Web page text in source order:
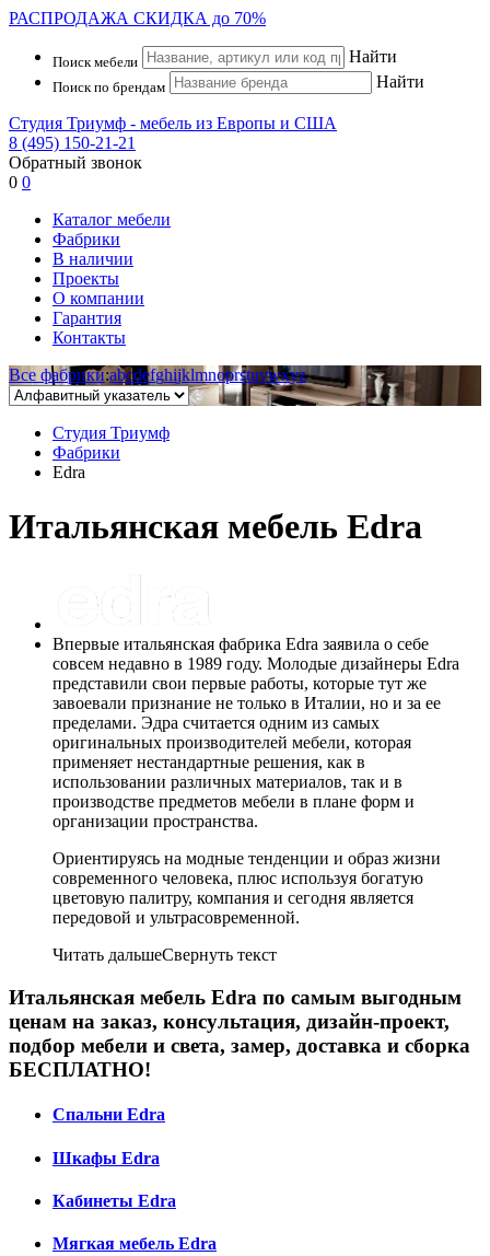
РАСПРОДАЖА СКИДКА до 70%
Поиск мебели Найти
Поиск по брендам Найти
Студия Триумф - мебель из Европы и США
8 (495) 150-21-21
Обратный звонок
0 0
Каталог мебели
Фабрики
В наличии
Проекты
О компании
Гарантия
Контакты
Все фабрики:abcdefghijklmnoprstuvwxyz
Студия Триумф
Фабрики
Edra
Итальянская мебель Edra
Впервые итальянская фабрика Edra заявила о себе
совсем недавно в 1989 году. Молодые дизайнеры Edra
представили свои первые работы, которые тут же
завоевали признание не только в Италии, но и за ее
пределами. Эдра считается одним из самых
оригинальных производителей мебели, которая
применяет нестандартные решения, как в
использовании различных материалов, так и в
производстве предметов мебели в плане форм и
организации пространства.
Ориентируясь на модные тенденции и образ жизни
современного человека, плюс используя богатую
цветовую палитру, компания и сегодня является
передовой и ультрасовременной.
Читать дальшеСвернуть текст
Итальянская мебель Edra по самым выгодным
ценам на заказ, консультация, дизайн-проект,
подбор мебели и света, замер, доставка и сборка
БЕСПЛАТНО!
Спальни Edra
Шкафы Edra
Кабинеты Edra
Мягкая мебель Edra